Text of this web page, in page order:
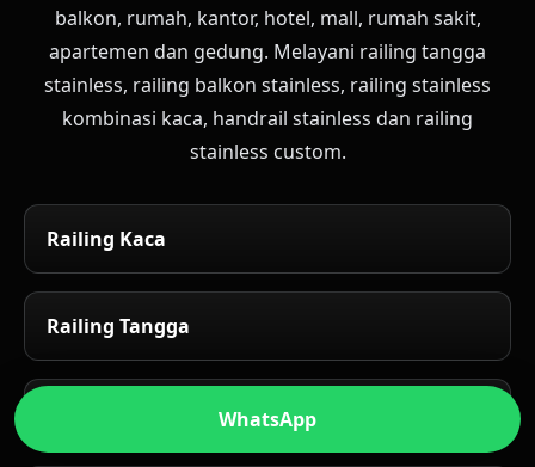
WhatsApp
balkon, rumah, kantor, hotel, mall, rumah sakit,
apartemen dan gedung. Melayani railing tangga
stainless, railing balkon stainless, railing stainless
kombinasi kaca, handrail stainless dan railing
stainless custom.
Railing Kaca
Railing Tangga